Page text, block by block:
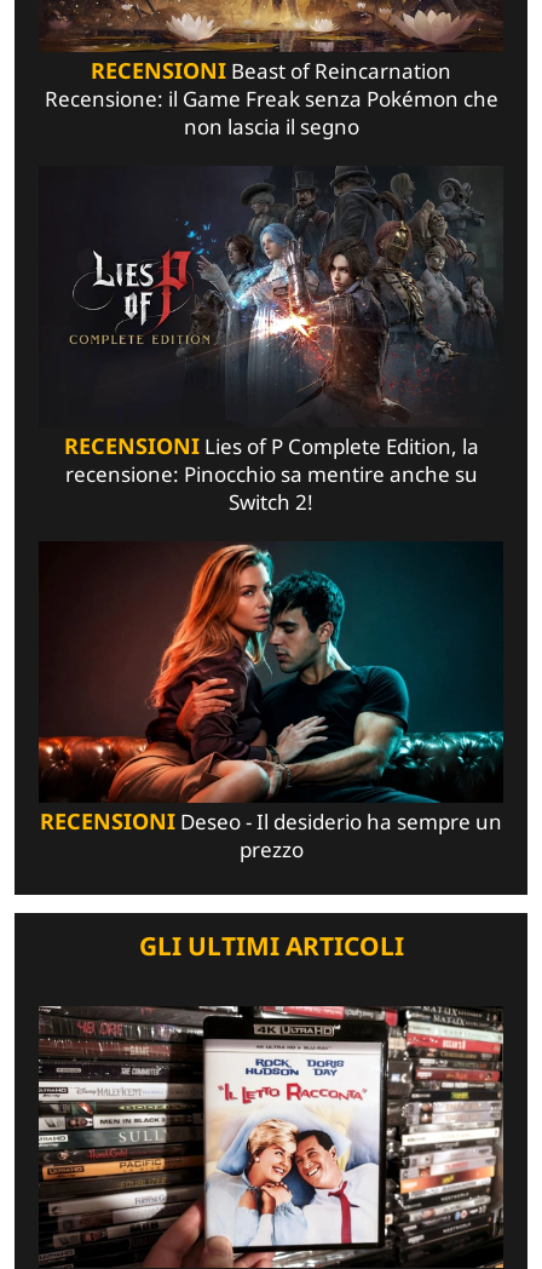
RECENSIONI Beast of Reincarnation
Recensione: il Game Freak senza Pokémon che
non lascia il segno
RECENSIONILies of P Complete Edition, la
recensione: Pinocchio sa mentire anche su
Switch 2!
RECENSIONI Deseo - Il desiderio ha sempre un
prezzo
GLI ULTIMI ARTICOLI